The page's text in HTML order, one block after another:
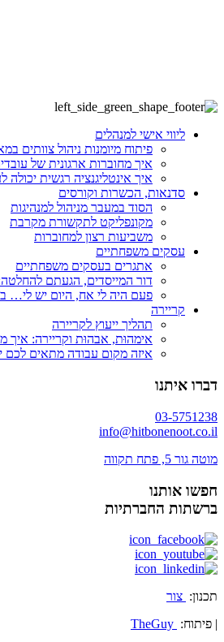
ליווי אישי למנהלים
פיתוח מיומנות ניהול צוותים במאה ה- 21 – למה
איך מחוברות ארגונית של
איך אינטליגנציה רגשית יכולה
סדנאות, הכשרות וקורסים
הסוד במעבר מניהול למנהיגות
מקונפליקט לתקשורת מקרבת
משביעות רצון למחוברות
עסקים משפחתיים
אתגרים בעסקים משפחתיים
דור המייסדים, הגעתם
פעם היה לי אח, היום יש לי…
קריירה
תהליך ייעוץ לקריירה
אימהוּת, אבהוּת וקריירה: איך
איזה מקום עבודה מתאים לכם
דברו איתנו
03-5751238
info@hitbonenoot.co.il
מוטה גור 5, פתח תקווה
חפשו אותנו
ברשתות החברתיות
תכנון: צור
| פיתוח: